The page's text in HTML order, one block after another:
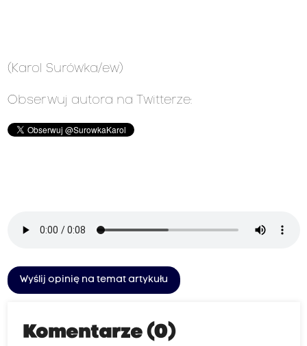
(Karol Surówka/ew)
Obserwuj autora na Twitterze:
Wyślij opinię na temat artykułu
Komentarze (0)